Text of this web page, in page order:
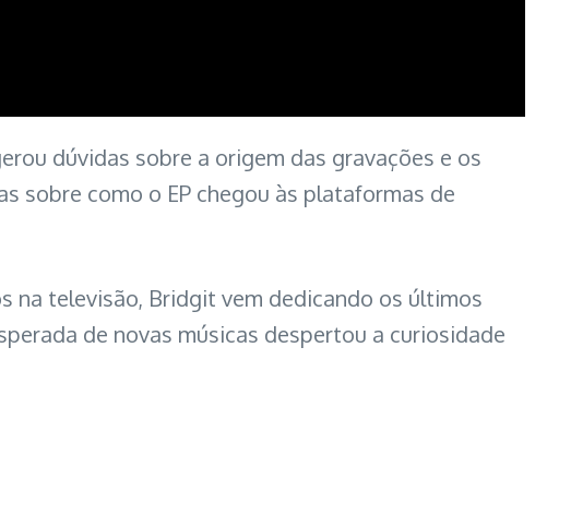
dúvidas sobre a origem das gravações e os
sobre como o EP chegou às plataformas de
na televisão, Bridgit vem dedicando os últimos
de novas músicas despertou a curiosidade